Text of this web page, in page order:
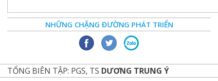
NHỮNG CHẶNG ĐƯỜNG PHÁT TRIỂN
TỔNG BIÊN TẬP: PGS, TS DƯƠNG TRUNG Ý